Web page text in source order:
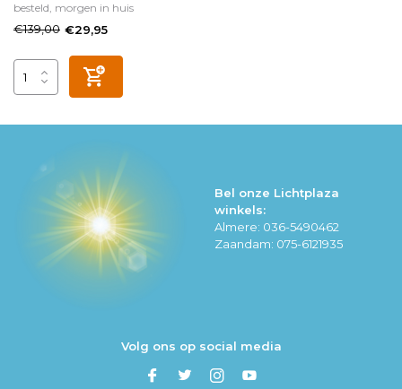
besteld, morgen in huis
€139,00 €29,95
Bel onze Lichtplaza
winkels:
Almere: 036-5490462
Zaandam: 075-6121935
Volg ons op social media